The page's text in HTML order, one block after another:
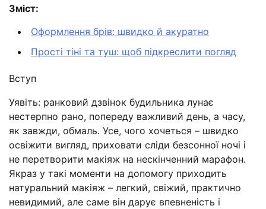
Зміст:
Оформлення брів: швидко й акуратно
Прості тіні та туш: щоб підкреслити погляд
Вступ
Уявіть: ранковий дзвінок будильника лунає
нестерпно рано, попереду важливий день, а часу,
як завжди, обмаль. Усе, чого хочеться – швидко
освіжити вигляд, приховати сліди безсонної ночі і
не перетворити макіяж на нескінченний марафон.
Якраз у такі моменти на допомогу приходить
натуральний макіяж – легкий, свіжий, практично
невидимий, але саме він дарує впевненість і